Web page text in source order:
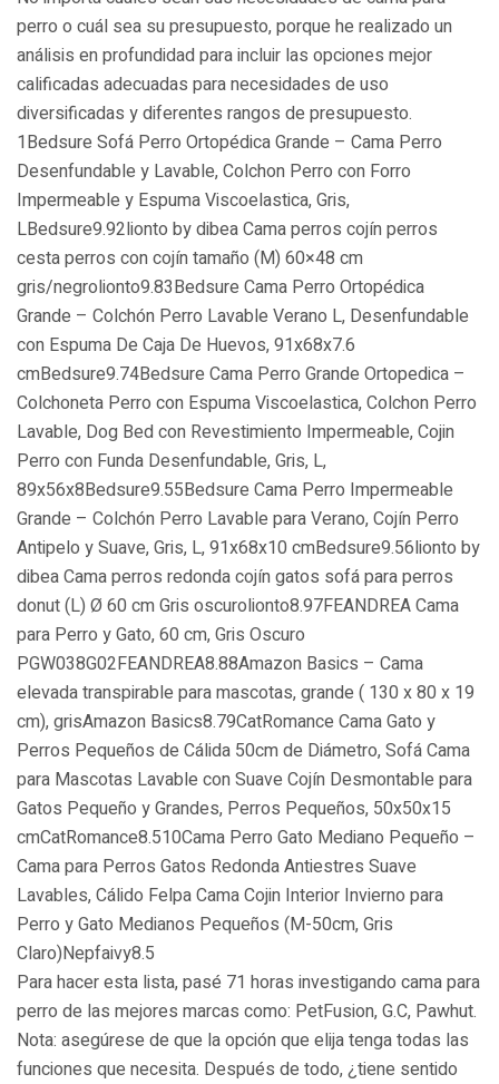
perro o cuál sea su presupuesto, porque he realizado un
análisis en profundidad para incluir las opciones mejor
calificadas adecuadas para necesidades de uso
diversificadas y diferentes rangos de presupuesto.
1Bedsure Sofá Perro Ortopédica Grande – Cama Perro
Desenfundable y Lavable, Colchon Perro con Forro
Impermeable y Espuma Viscoelastica, Gris,
LBedsure9.92lionto by dibea Cama perros cojín perros
cesta perros con cojín tamaño (M) 60×48 cm
gris/negrolionto9.83Bedsure Cama Perro Ortopédica
Grande – Colchón Perro Lavable Verano L, Desenfundable
con Espuma De Caja De Huevos, 91x68x7.6
cmBedsure9.74Bedsure Cama Perro Grande Ortopedica –
Colchoneta Perro con Espuma Viscoelastica, Colchon Perro
Lavable, Dog Bed con Revestimiento Impermeable, Cojin
Perro con Funda Desenfundable, Gris, L,
89x56x8Bedsure9.55Bedsure Cama Perro Impermeable
Grande – Colchón Perro Lavable para Verano, Cojín Perro
Antipelo y Suave, Gris, L, 91x68x10 cmBedsure9.56lionto by
dibea Cama perros redonda cojín gatos sofá para perros
donut (L) Ø 60 cm Gris oscurolionto8.97FEANDREA Cama
para Perro y Gato, 60 cm, Gris Oscuro
PGW038G02FEANDREA8.88Amazon Basics – Cama
elevada transpirable para mascotas, grande ( 130 x 80 x 19
cm), grisAmazon Basics8.79CatRomance Cama Gato y
Perros Pequeños de Cálida 50cm de Diámetro, Sofá Cama
para Mascotas Lavable con Suave Cojín Desmontable para
Gatos Pequeño y Grandes, Perros Pequeños, 50x50x15
cmCatRomance8.510Cama Perro Gato Mediano Pequeño –
Cama para Perros Gatos Redonda Antiestres Suave
Lavables, Cálido Felpa Cama Cojin Interior Invierno para
Perro y Gato Medianos Pequeños (M-50cm, Gris
Claro)Nepfaivy8.5
Para hacer esta lista, pasé 71 horas investigando cama para
perro de las mejores marcas como: PetFusion, G.C, Pawhut.
Nota: asegúrese de que la opción que elija tenga todas las
funciones que necesita. Después de todo, ¿tiene sentido